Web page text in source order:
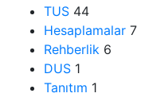
TUS 44
Hesaplamalar 7
Rehberlik 6
DUS 1
Tanıtım 1